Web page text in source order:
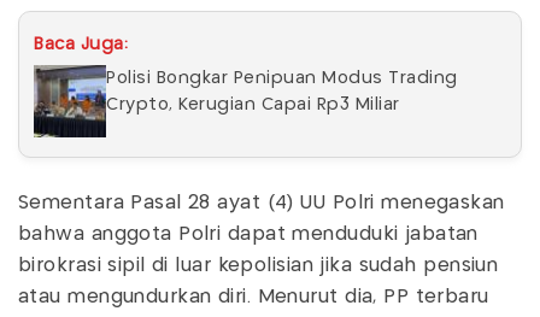
Baca Juga:
Polisi Bongkar Penipuan Modus Trading
Crypto, Kerugian Capai Rp3 Miliar
Sementara Pasal 28 ayat (4) UU Polri menegaskan
bahwa anggota Polri dapat menduduki jabatan
birokrasi sipil di luar kepolisian jika sudah pensiun
atau mengundurkan diri. Menurut dia, PP terbaru